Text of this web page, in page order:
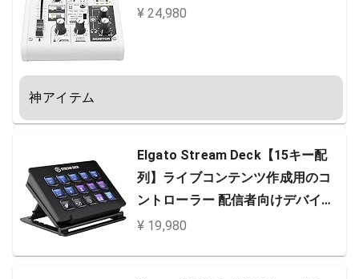
¥ 24,980
神アイテム
Elgato Stream Deck【15キー配
列】ライブコンテンツ作成用のコ
ントローラー 配信者向けデバイス
OBS/Streamlabs/Twitch/YouTub
¥ 19,980